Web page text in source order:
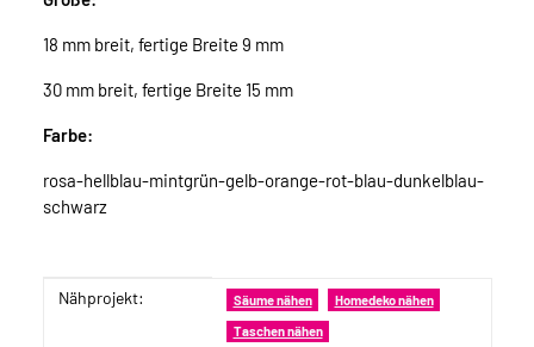
18 mm breit, fertige Breite 9 mm
30 mm breit, fertige Breite 15 mm
Farbe:
rosa-hellblau-mintgrün-gelb-orange-rot-blau-dunkelblau-
schwarz
Produkteigenschaft
Wert
Nähprojekt: Säume nähen Homedeko nähen
Taschen nähen